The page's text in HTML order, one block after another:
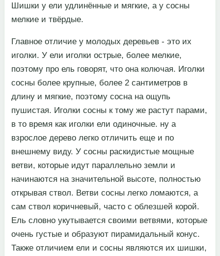
​Шишки у ели удлинённые и мягкие, а у сосны
мелкие и твёрдые.​
​Главное отличие у молодых деревьев - это их
иголки. У ели иголки острые, более мелкие,
поэтому про ель говорят, что она колючая. Иголки
сосны более крупные, более 2 сантиметров в
длину и мягкие, поэтому сосна на ощупь
пушистая. Иголки сосны к тому же растут парами,
в то время как иголки ели одиночные. ну а
взрослое дерево легко отличить еще и по
внешнему виду. У сосны раскидистые мощные
ветви, которые идут параллельно земли и
начинаются на значительной высоте, полностью
открывая ствол. Ветви сосны легко ломаются, а
сам ствол коричневый, часто с облезшей корой.
Ель словно укутывается своими ветвями, которые
очень густые и образуют пирамидальный конус.
Также отличием ели и сосны являются их шишки,